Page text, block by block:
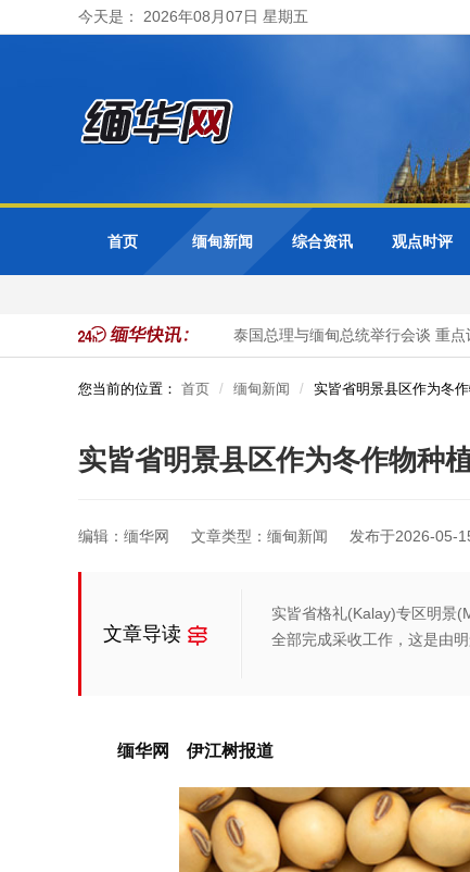
今天是： 2026年08月07日 星期五
首页 缅甸新闻 综合资讯 观点时评
法入境中国公民被抓获 泰国总理与缅甸总统举行会谈 重点
您当前的位置： 首页 缅甸新闻 实皆省明景县区作为冬
实皆省明景县区作为冬作物种
编辑：缅华网 文章类型：缅甸新闻 发布于2026-05-
文章导读
实皆省格礼(Kalay)专区明景
全部完成采收工作，这是由
缅华网 伊江树报道